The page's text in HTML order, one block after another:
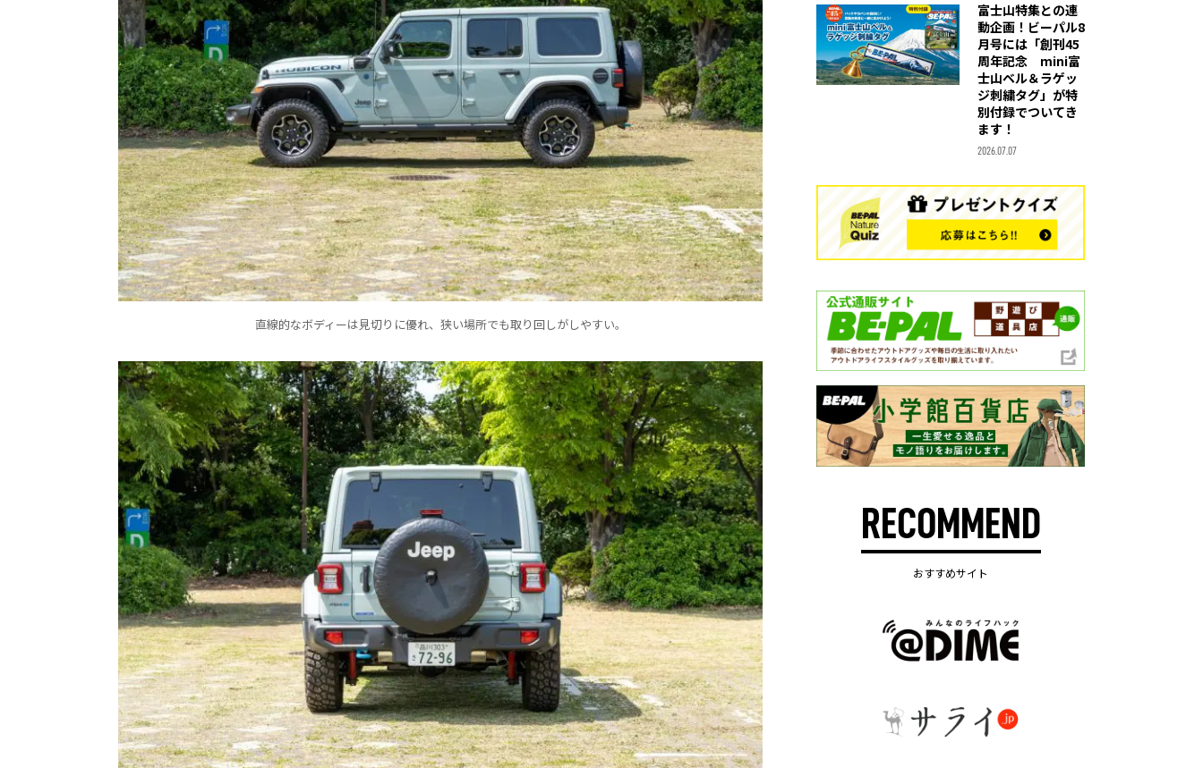
直線的なボディーは見切りに優れ、狭い場所でも取り回しがしやすい。
富士山特集との連
動企画！ビーパル8
月号には「創刊45
周年記念 mini富
士山ベル＆ラゲッ
ジ刺繍タグ」が特
別付録でついてき
ます！
2026.07.07
RECOMMEND
おすすめサイト